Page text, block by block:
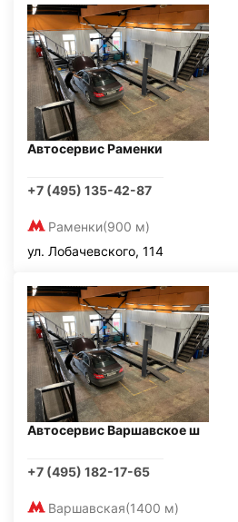
Автосервис Раменки
+7 (495) 135-42-87
Раменки(900 м)
ул. Лобачевского, 114
Автосервис Варшавское ш
+7 (495) 182-17-65
Варшавская(1400 м)